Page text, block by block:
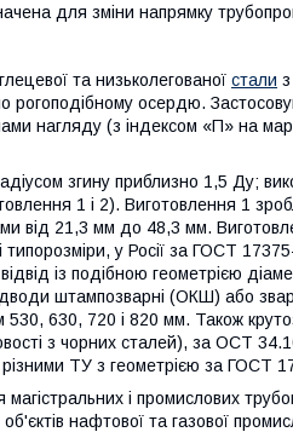
для зміни напрямку
та низьколегованої стали
осердю.
нагляду (з індексом «П» на
згину приблизно 1,5 Ду;
1 і 2). Виготовлення 1
від 21,3 мм до 48,3 мм.
у Росії за ГОСТ
із подібною геометрією
штампозварні (ОКШ) або
630, 720 і 820 мм. Також
з чорних сталей), за ОСТ
ТУ з геометрією за ГОСТ
магістральних і промислових
нафтової та газової